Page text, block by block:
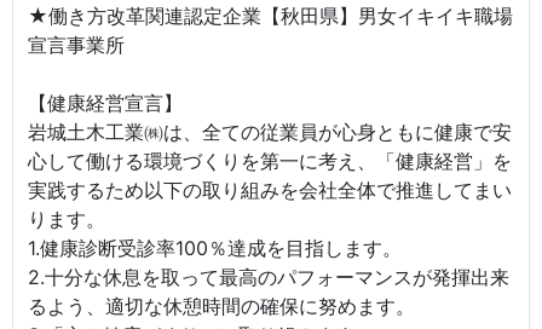
★働き方改革関連認定企業【秋田県】男女イキイキ職場
宣言事業所
【健康経営宣言】
岩城土木工業㈱は、全ての従業員が心身ともに健康で安
心して働ける環境づくりを第一に考え、「健康経営」を
実践するため以下の取り組みを会社全体で推進してまい
ります。
1.健康診断受診率100％達成を目指します。
2.十分な休息を取って最高のパフォーマンスが発揮出来
るよう、適切な休憩時間の確保に努めます。